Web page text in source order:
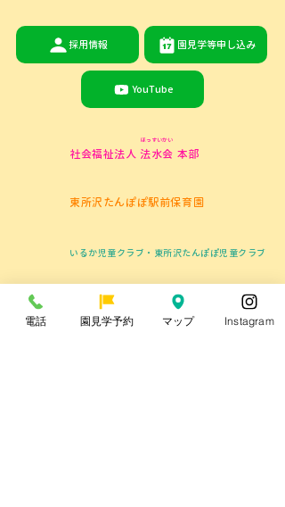
について
採用情報 園見学等申し込み
YouTube
社会福祉法人 法水会 本部
ほっすいかい
東所沢たんぽぽ駅前保育園
いるか児童クラブ・東所沢たんぽぽ児童クラブ
所沢市立やなぎ児童館
電話 園見学予約 マップ Instagram